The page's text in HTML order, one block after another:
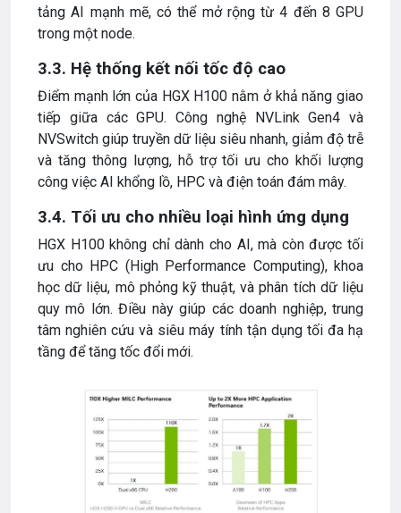
tảng AI mạnh mẽ, có thể mở rộng từ 4 đến 8 GPU
trong một node.
3.3. Hệ thống kết nối tốc độ cao
Điểm mạnh lớn của HGX H100 nằm ở khả năng giao
tiếp giữa các GPU. Công nghệ NVLink Gen4 và
NVSwitch giúp truyền dữ liệu siêu nhanh, giảm độ trễ
và tăng thông lượng, hỗ trợ tối ưu cho khối lượng
công việc AI khổng lồ, HPC và điện toán đám mây.
3.4. Tối ưu cho nhiều loại hình ứng dụng
HGX H100 không chỉ dành cho AI, mà còn được tối
ưu cho HPC (High Performance Computing), khoa
học dữ liệu, mô phỏng kỹ thuật, và phân tích dữ liệu
quy mô lớn. Điều này giúp các doanh nghiệp, trung
tâm nghiên cứu và siêu máy tính tận dụng tối đa hạ
tầng để tăng tốc đổi mới.